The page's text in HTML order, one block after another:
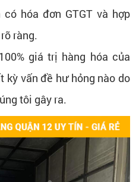
hóa đơn GTGT và hợp
ràng.
giá trị hàng hóa của
kỳ vấn đề hư hỏng nào do
tôi gây ra.